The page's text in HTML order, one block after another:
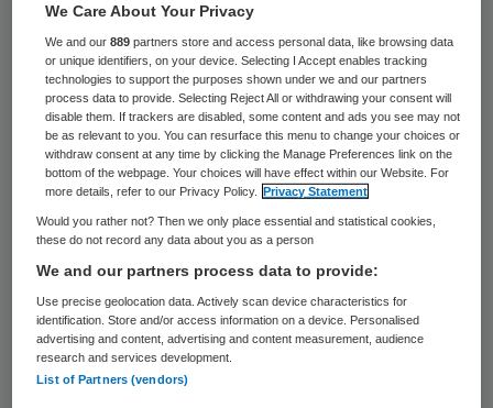
miljoen euro uitbreidt om grote
investeringen te doen in het ziekenhuis.
Met deze financiering gaat Rijnstate onder
meer haarIntensive Care en
Operatiekamercomplex in Arnhem
vernieuwen
. Ook bouwt Rijnstate een nieuw
centrum voor de zorg voor moeders en
kinderen. Daarnaast wordt een
huisartsenpost gebouwd bij de
Spoedeisende Hulp.
“Dit is een belangrijke stap in de
We Care About Your Privacy
We and our889 partners store and access personal data, like browsing data
or unique identifiers, on your device. Selecting I Accept enables tracking
technologies to support the purposes shown under we and our partners
process data to provide. Selecting Reject All or withdrawing your consent will
disable them. If trackers are disabled, some content and ads you see may not
be as relevant to you. You can resurface this menu to change your choices or
withdraw consent at any time by clicking the Manage Preferences link on the
bottom of the webpage. Your choices will have effect within our Website. For
more details, refer to our Privacy Policy.
Privacy Statement
Would you rather not? Then we only place essential and statistical cookies,
these do not record any data about you as a person
We and our partners process data to provide:
Use precise geolocation data. Actively scan device characteristics for
identification. Store and/or access information on a device. Personalised
advertising and content, advertising and content measurement, audience
research and services development.
List of Partners (vendors)